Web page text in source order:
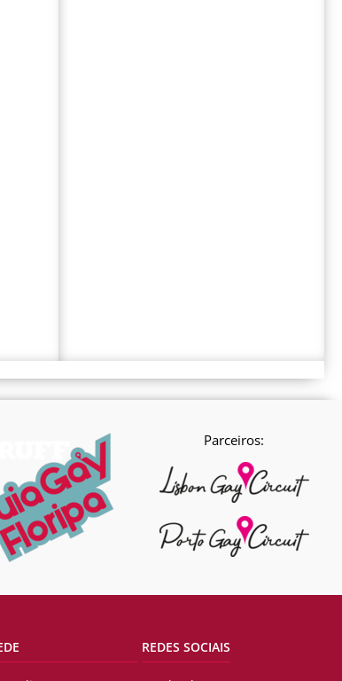
Parceiros:
REDES SOCIAIS